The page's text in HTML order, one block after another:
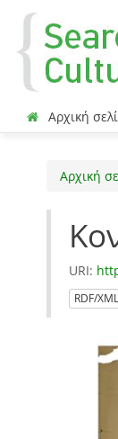
Αρχική
Αρχική
URI:
RDF/XML